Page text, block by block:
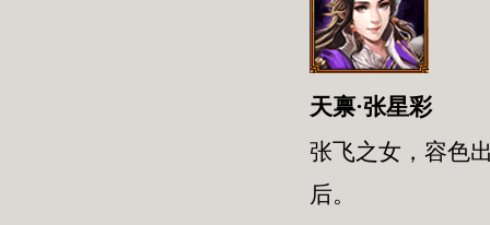
天禀·张星彩
张飞之女，容色
后。